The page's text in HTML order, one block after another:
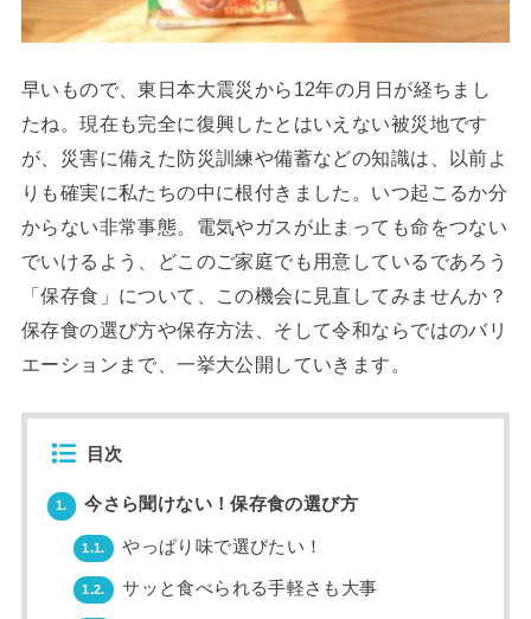
早いもので、東日本大震災から12年の月日が経ちまし
たね。現在も完全に復興したとはいえない被災地です
が、災害に備えた防災訓練や備蓄などの知識は、以前よ
りも確実に私たちの中に根付きました。いつ起こるか分
からない非常事態。電気やガスが止まっても命をつない
でいけるよう、どこのご家庭でも用意しているであろう
「保存食」について、この機会に見直してみませんか？
保存食の選び方や保存方法、そして令和ならではのバリ
エーションまで、一挙大公開していきます。
目次
1. 今さら聞けない！保存食の選び方
1.1. やっぱり味で選びたい！
1.2. サッと食べられる手軽さも大事